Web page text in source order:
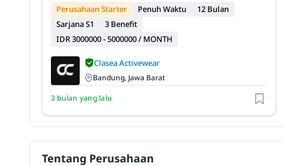
Perusahaan Starter
Penuh Waktu
12 Bulan
Sarjana S1
3 Benefit
IDR 3000000 - 5000000 / MONTH
Clasea Activewear
Bandung, Jawa Barat
3 bulan yang lalu
Tentang Perusahaan